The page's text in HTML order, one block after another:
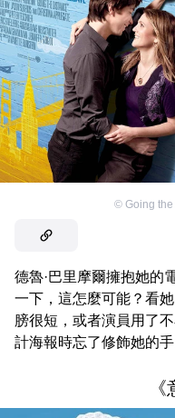
© Going the
德魯·巴里摩爾擁抱她的
一下，這怎麼可能？看
膀很短，或者演員用了
計海報時忘了修飾她的手